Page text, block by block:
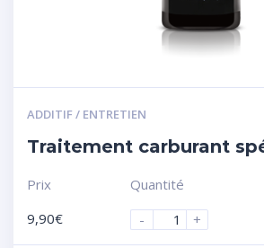
ADDITIF / ENTRETIEN
Traitement carburant
Prix
9,90€
Quantité
-
+